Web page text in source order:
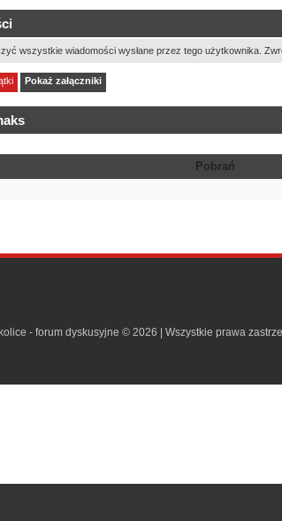
wszystkie wiadomości wysłane przez tego użytkownika.
Pokaż załączniki
Pobrań
- forum dyskusyjne © 2026 | Wszystkie prawa